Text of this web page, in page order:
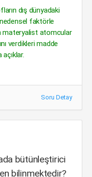
dış dünyadaki
faktörle
materyalist atomcular
verdikleri madde
Soru Detay
bütünleştirici
bilinmektedir?